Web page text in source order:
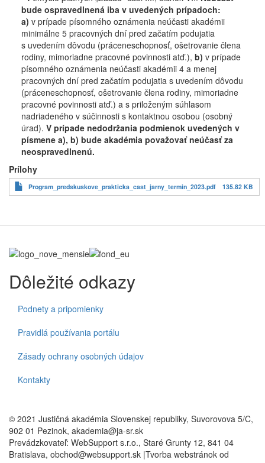
bude ospravedlnená iba v uvedených prípadoch:
a) v prípade písomného oznámenia neúčasti akadémii
minimálne 5 pracovných dní pred začatím podujatia
s uvedením dôvodu (práceneschopnosť, ošetrovanie člena
rodiny, mimoriadne pracovné povinnosti atď.), b) v prípade
písomného oznámenia neúčasti akadémii 4 a menej
pracovných dní pred začatím podujatia s uvedením dôvodu
(práceneschopnosť, ošetrovanie člena rodiny, mimoriadne
pracovné povinnosti atď.) a s priloženým súhlasom
nadriadeného v súčinnosti s kontaktnou osobou (osobný
úrad). V prípade nedodržania podmienok uvedených v
písmene a), b) bude akadémia považovať neúčasť za
neospravedlnenú.
Prílohy
Program_predskuskove_prakticka_cast_jarny_termin_2023.pdf 135.82 KB
Dôležité odkazy
Podnety a pripomienky
Pravidlá používania portálu
Zásady ochrany osobných údajov
Kontakty
© 2021 Justičná akadémia Slovenskej republiky, Suvorovova 5/C,
902 01 Pezinok, akademia@ja-sr.sk
Prevádzkovateľ: WebSupport s.r.o., Staré Grunty 12, 841 04
Bratislava, obchod@websupport.sk |Tvorba webstránok od